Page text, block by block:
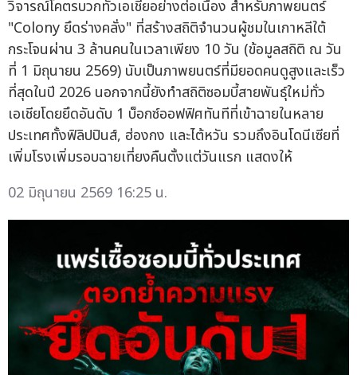
วิจารณ์โคตรบวกทั่วเอเชียอย่างต่อเนื่อง สำหรับภาพยนตร์
"Colony ยึดร่างคลั่ง" ที่สร้างสถิติจำนวนผู้ชมในเกาหลีใต้
กระโจนผ่าน 3 ล้านคนในเวลาเพียง 10 วัน (ข้อมูลสถิติ ณ วัน
ที่ 1 มิถุนายน 2569) นับเป็นภาพยนตร์ที่มียอดคนดูสูงและเร็ว
ที่สุดในปี 2026 นอกจากนี้ยังทำสถิติซอมบี้สายพันธุ์ใหม่ทั่ว
เอเชียโดยยึดอันดับ 1 บ็อกซ์ออฟฟิศทันทีที่เข้าฉายในหลาย
ประเทศทั้งฟิลิปปินส์, ฮ่องกง และไต้หวัน รวมถึงอินโดนีเซียที่
เพิ่มโรงเพิ่มรอบฉายเที่ยงคืนตั้งแต่วันแรก แสดงให้
02 มิถุนายน 2569 16:25 น.